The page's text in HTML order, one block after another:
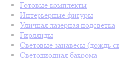
Готовые комплекты
Интерьерные фигуры
Уличная лазерная подсветка
Гирлянды
Световые занавесы (дождь
Светодиодная бахрома